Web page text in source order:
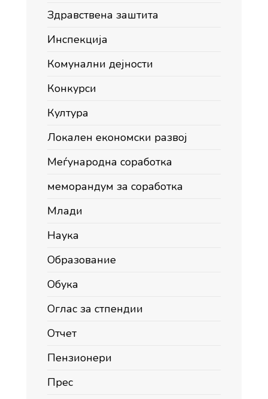
Здравствена заштита
Инспекција
Комунални дејности
Конкурси
Култура
Локален економски развој
Меѓународна соработка
меморандум за соработка
Млади
Наука
Образование
Обука
Оглас за стпендии
Отчет
Пензионери
Прес